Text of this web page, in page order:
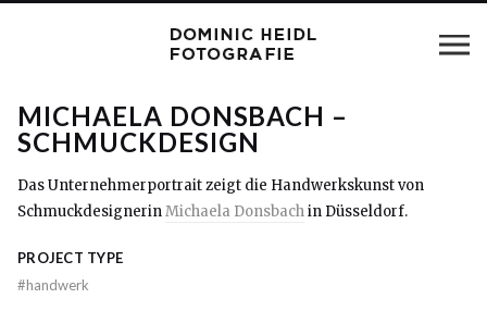
MICHAELA DONSBACH –
SCHMUCKDESIGN
Das Unternehmerportrait zeigt die Handwerkskunst von
SchmuckdesignerinMichaela Donsbachin Düsseldorf.
PROJECT TYPE
#handwerk